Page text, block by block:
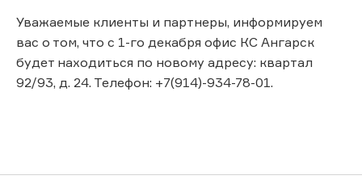
Уважаемые клиенты и партнеры, информируем
вас о том, что с 1-го декабря офис КС Ангарск
будет находиться по новому адресу: квартал
92/93, д. 24. Телефон: +7(914)-934-78-01.